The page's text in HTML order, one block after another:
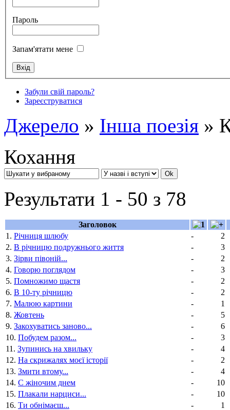
Пароль
Запам'ятати мене
Забули свій пароль?
Зареєструватися
Джерело » Інша поезія »
Кохання
Результати 1 - 50 з 78
Заголовок
1. Річниця шлюбу -
2
2. В річницю подружнього життя -
3
3. Зірви півоній... -
2
4. Говорю поглядом -
3
5. Помножимо щастя -
2
6. В 10-ту річницю -
2
7. Малюю картини -
1
8. Жовтень -
5
9. Закохуватись заново... -
6
10. Побудем разом... -
3
11. Зупинись на хвильку -
4
12. На скрижалях моєї історії -
2
13. Змити втому... -
4
14. С жіночим днем -
10
15. Плакали нарциси... -
10
16. Ти обнімаєш... -
1